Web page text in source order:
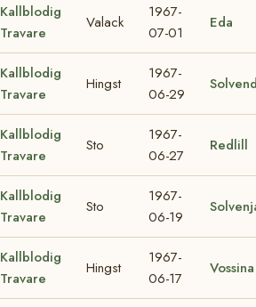
Kallblodig
Travare
Valack
1967-
07-01
Eda
Kallblodig
Travare
Hingst
1967-
06-29
Kallblodig
Travare
Sto
1967-
06-27
Redlill
Kallblodig
Travare
Sto
1967-
06-19
Kallblodig
Travare
Hingst
1967-
06-17
Vossina